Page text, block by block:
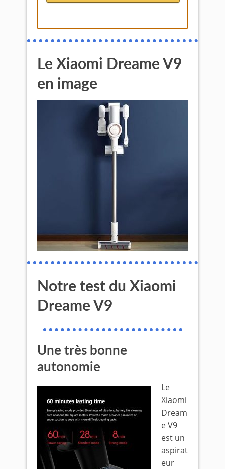
Le Xiaomi Dreame V9
en image
Notre test du Xiaomi
Dreame V9
Une très bonne
autonomie
Le
Xiaomi
Dream
e V9
est un
aspirat
eur